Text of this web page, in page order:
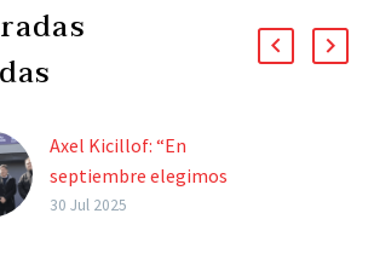
Axel Kicillof: “En
septiembre elegimos
entre la timba financiera
30 Jul 2025